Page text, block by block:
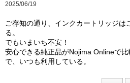
2025/06/19
ご存知の通り、インクカートリッジは
る。
でもいまいち不安！
安心できる純正品がNojima Onlineで
で、いつも利用している。